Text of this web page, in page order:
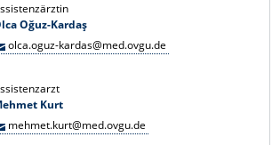
Oğuz-Kardaş
olca.oguz-kardas@med.ovgu.de
Kurt
mehmet.kurt@med.ovgu.de